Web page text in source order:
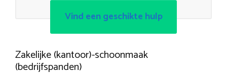
Vind een geschikte hulp
Zakelijke (kantoor)-schoonmaak
(bedrijfspanden)